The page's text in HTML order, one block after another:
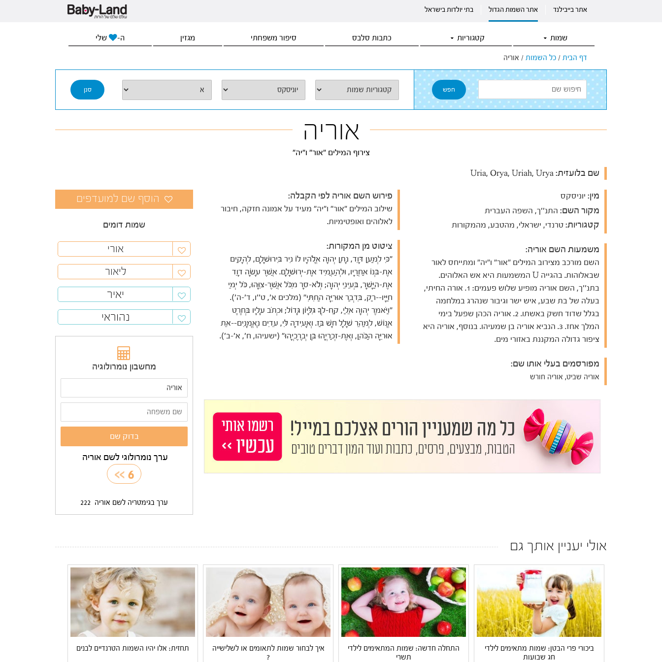
אתר בייבילנד אתר השמות הגדול בתי יולדות בישראל
שמות קטגוריות כתבות סלבס סיפור משפחתי מגזין ה- שלי
דף הבית / כל השמות / אוריה
אוריה
צירוף המילים "אור" ו"יה"
שם בלועזית:
מין: יוניסקס
מקור השם: התנ''ך, השפה העברית
קטגוריות: טרנדי, ישראלי, מהטבע, מהמקורות
משמעות השם אוריה:
השם מורכב מצירוב המילים "אור" ו"יה" ומתייחס לאור
שבאלוהות. בהגייה U המשמעות היא אש האלוהים.
בתנ''ך, השם אוריה מופיע שלוש פעמים: 1. אורה החיתי,
בעלה של בת שבע, איש ישר וגיבור שנהרג במלחמה
בגלל שדוד חשק באשתו. 2. אוריה הכהן שפעל בימי
המלך אחז. 3. הנביא אוריה בן שמעיהו. בנוסף, אוריה היא
ציפור גדולה המקננת באזורי מים.
מפורסמים בעלי אותו שם:
אוריה שביט, אוריה חורש
פירוש השם אוריה לפי הקבלה:
שילוב המילים "אור" ו"יה" מעיד על אמונה חזקה, חיבור
לאלוהים ואופטימיות.
ציטוט מן המקורות:
"כִּי לְמַעַן דָּוִד, נָתַן יְהוָה אֱלֹהָיו לוֹ נִיר בִּירוּשָׁלִָם, לְהָקִים
אֶת-בְּנוֹ אַחֲרָיו, וּלְהַעֲמִיד אֶת-יְרוּשָׁלִָם. אֲשֶׁר עָשָׂה דָוִד
אֶת-הַיָּשָׁר, בְּעֵינֵי יְהוָה; וְלֹא-סָר מִכֹּל אֲשֶׁר-צִוָּהוּ, כֹּל יְמֵי
חַיָּיו--רַק, בִּדְבַר אוּרִיָּה הַחִתִּי" (מלכים א', ט''ו, ד'-ה').
"וַיֹּאמֶר יְהוָה אֵלַי, קַח-לְךָ גִּלָּיוֹן גָּדוֹל; וּכְתֹב עָלָיו בְּחֶרֶט
אֱנוֹשׁ, לְמַהֵר שָׁלָל חָשׁ בַּז. וְאָעִידָה לִּי, עֵדִים נֶאֱמָנִים--אֵת
אוּרִיָּה הַכֹּהֵן, וְאֶת-זְכַרְיָהוּ בֶּן יְבֶרֶכְיָהוּ" (ישעיהו, ח', א'-ב').
שמות דומים
אורי
ליאור
יאיר
נהוראי
מחשבון נומרולוגיה
ערך נומרולוגי לשם אוריה
6
>>
ערך בגימטריה לשם אוריה 222
אולי יעניין אותך גם
ביכורי פרי הבטן: שמות מתאימים לילדי
חג שבועות
התחלה חדשה: שמות המתאימים לילדי
תשרי
איך לבחור שמות לתאומים או לשלישייה
?
תחזית: אלו יהיו השמות הטרנדיים לבנים